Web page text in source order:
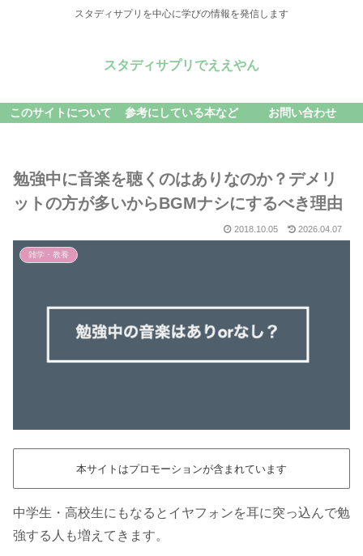
スタディサプリを中心に学びの情報を発信します
スタディサプリでええやん
このサイトについて 参考にしている本など お問い合わせ
勉強中に音楽を聴くのはありなのか？デメリ
ットの方が多いからBGMナシにするべき理由
2018.10.05 2026.04.07
雑学・教養
本サイトはプロモーションが含まれています
中学生・高校生にもなるとイヤフォンを耳に突っ込んで勉
強する人も増えてきます。